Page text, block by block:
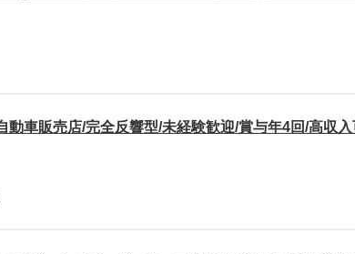
動車販売店/完全反響型/未経験歓迎/賞与年4回/高収